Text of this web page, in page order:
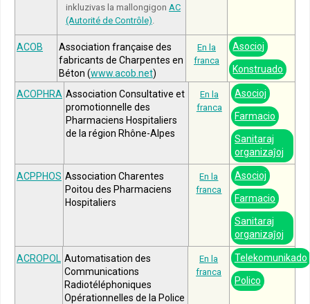
inkluzivas la mallongigon AC
(Autorité de Contrôle)
ACOB
Association française des
fabricants de Charpentes en
Béton (www.acob.net)
En la
franca
Asocioj
Konstruado
ACOPHRA Association Consultative et
promotionnelle des
Pharmaciens Hospitaliers
de la région Rhône-Alpes
En la
franca
Asocioj
Farmacio
Sanitaraj
organizaĵoj
ACPPHOS Association Charentes
Poitou des Pharmaciens
Hospitaliers
En la
franca
Asocioj
Farmacio
Sanitaraj
organizaĵoj
ACROPOL Automatisation des
Communications
Radiotéléphoniques
Opérationnelles de la Police
En la
franca
Telekomunikado
Polico